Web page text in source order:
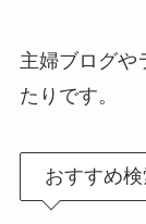
主婦ブログや
たりです。
おすすめ